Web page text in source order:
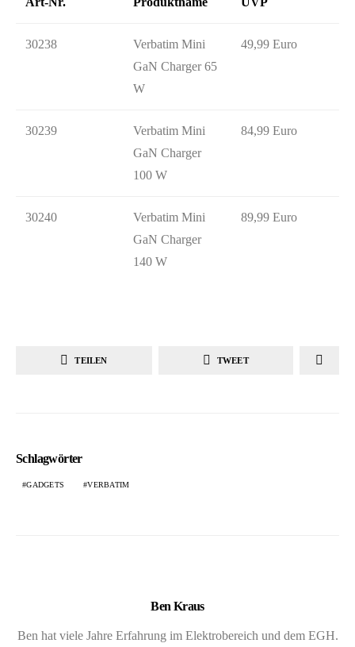
30238
Verbatim Mini
GaN Charger 65
W
49,99 Euro
30239
Verbatim Mini
GaN Charger
100 W
84,99 Euro
30240
Verbatim Mini
GaN Charger
140 W
89,99 Euro
TEILEN TWEET
Schlagwörter
GADGETS VERBATIM
Ben Kraus
Ben hat viele Jahre Erfahrung im Elektrobereich und dem EGH.